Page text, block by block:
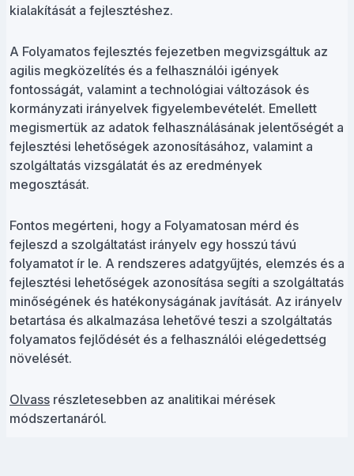
kialakítását a fejlesztéshez.
A Folyamatos fejlesztés fejezetben megvizsgáltuk az
agilis megközelítés és a felhasználói igények
fontosságát, valamint a technológiai változások és
kormányzati irányelvek figyelembevételét. Emellett
megismertük az adatok felhasználásának jelentőségét a
fejlesztési lehetőségek azonosításához, valamint a
szolgáltatás vizsgálatát és az eredmények
megosztását.
Fontos megérteni, hogy a Folyamatosan mérd és
fejleszd a szolgáltatást irányelv egy hosszú távú
folyamatot ír le. A rendszeres adatgyűjtés, elemzés és a
fejlesztési lehetőségek azonosítása segíti a szolgáltatás
minőségének és hatékonyságának javítását. Az irányelv
betartása és alkalmazása lehetővé teszi a szolgáltatás
folyamatos fejlődését és a felhasználói elégedettség
növelését.
Olvass részletesebben az analitikai mérések
módszertanáról.